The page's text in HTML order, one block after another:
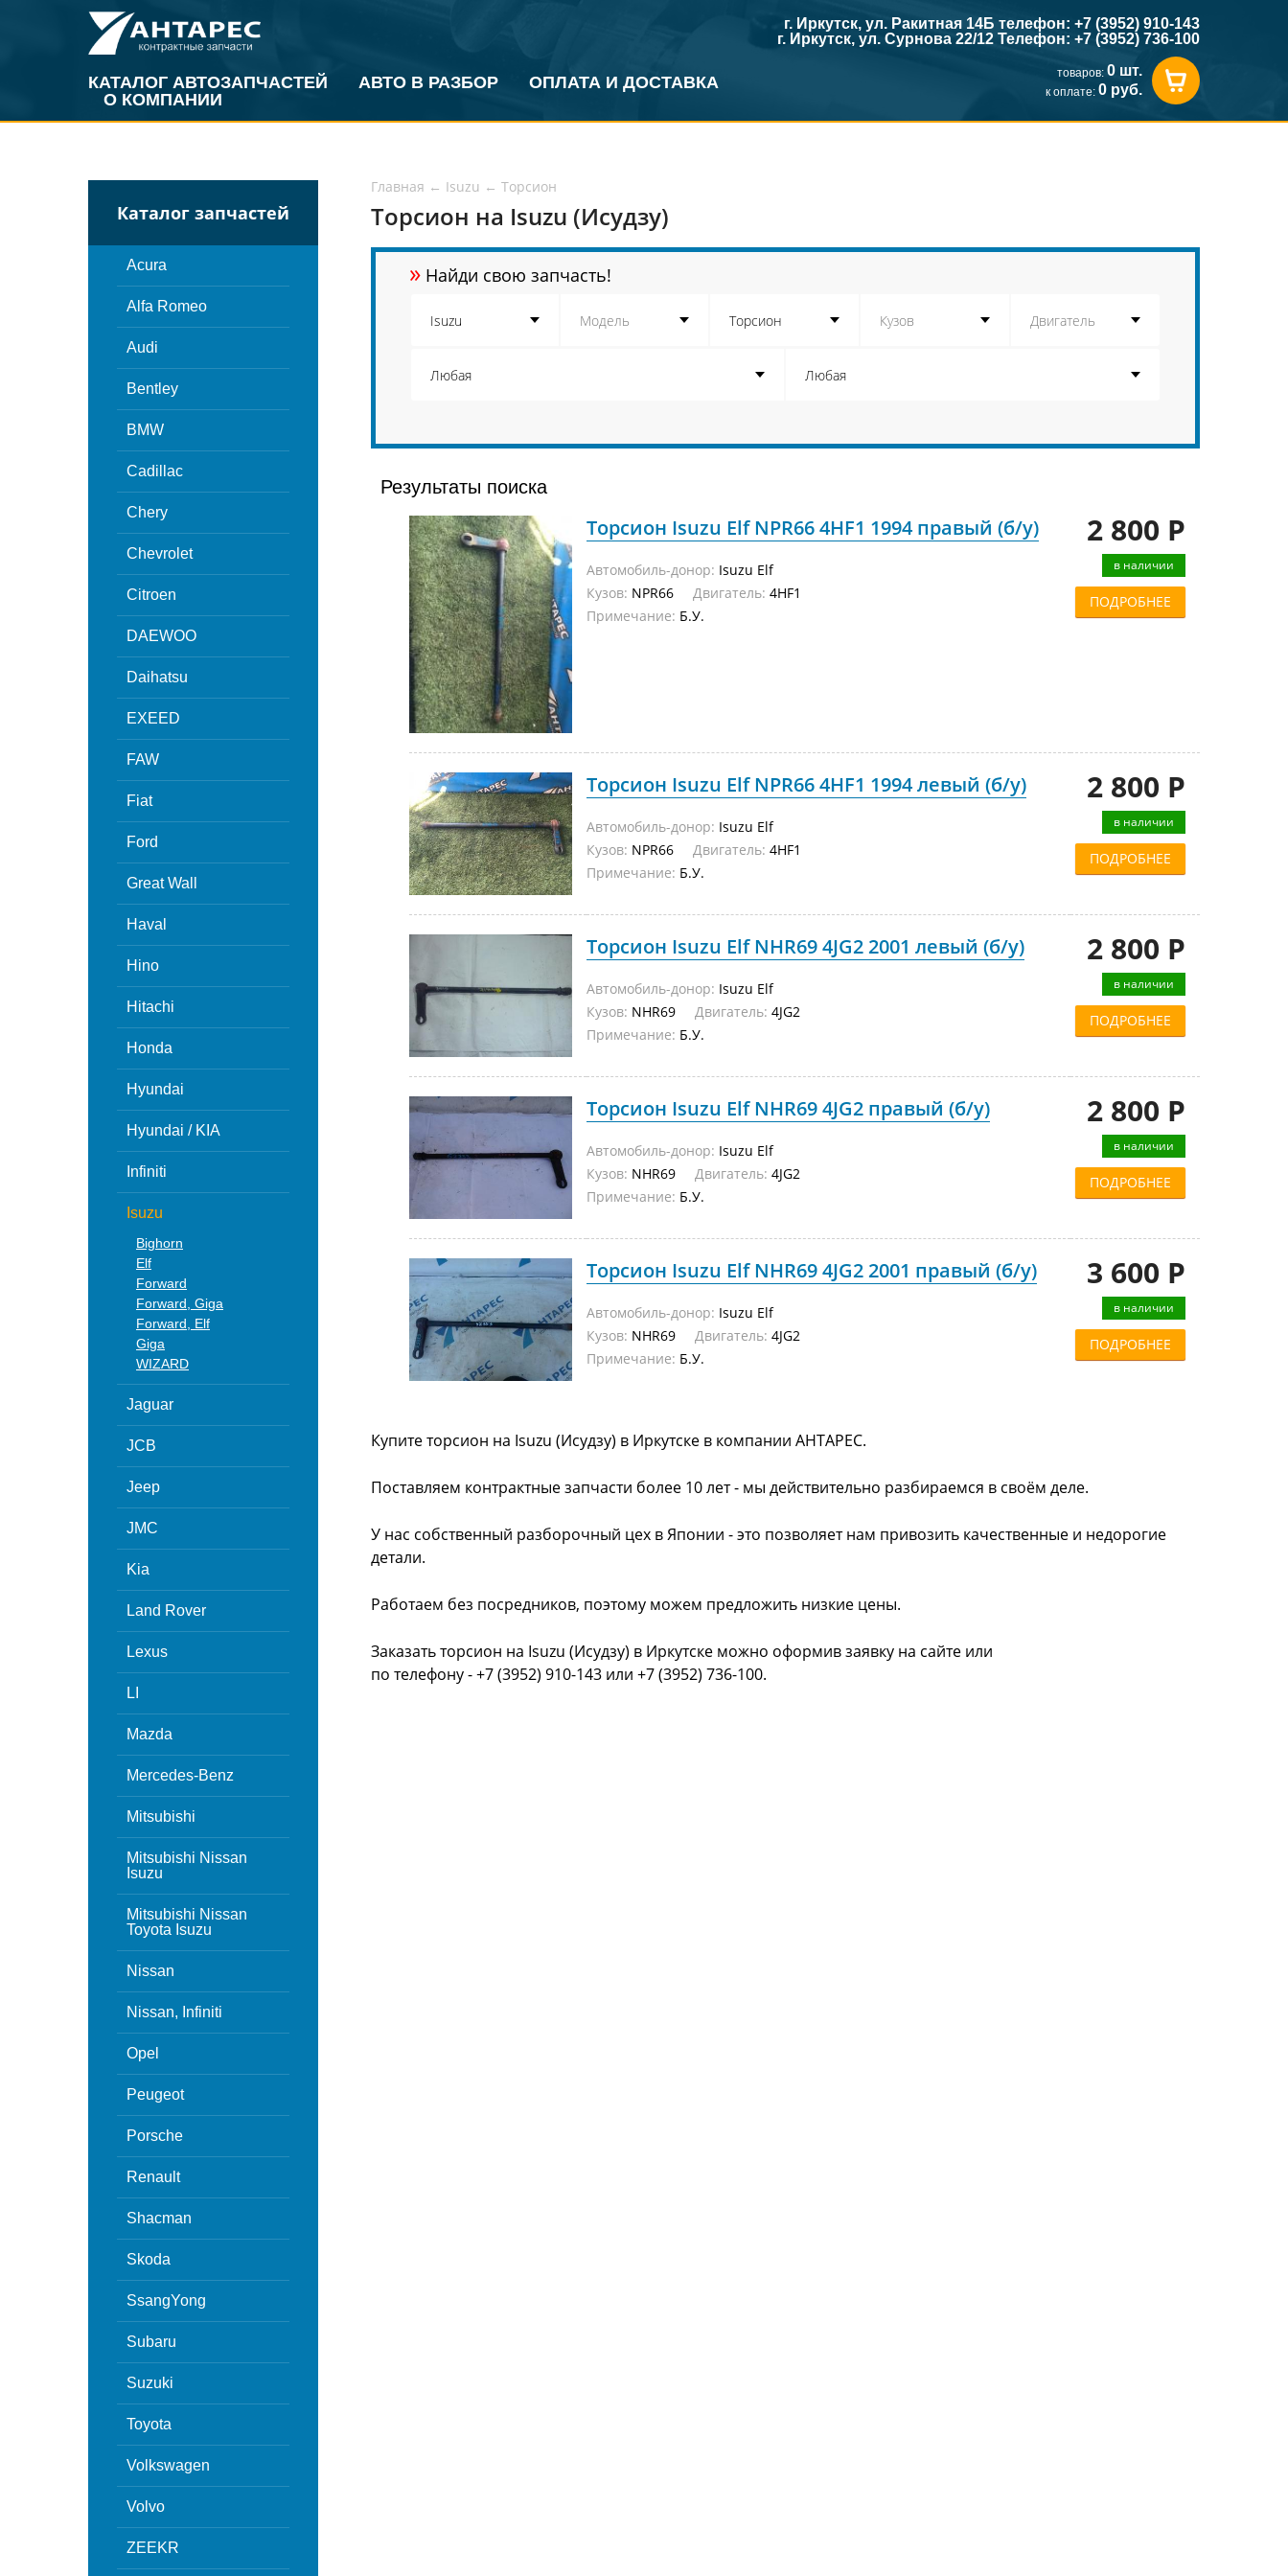
КАТАЛОГ АВТОЗАПЧАСТЕЙ АВТО В РАЗБОР
ОПЛАТА И ДОСТАВКА
О КОМПАНИИ
г. Иркутск, ул. Ракитная 14Б телефон: +7 (3952) 910-143
г. Иркутск, ул. Сурнова 22/12 Телефон: +7 (3952) 736-100
товаров: 0 шт.
к оплате: 0 руб.
Каталог запчастей
Acura
Alfa Romeo
Audi
Bentley
BMW
Cadillac
Chery
Chevrolet
Citroen
DAEWOO
Daihatsu
EXEED
FAW
Fiat
Ford
Great Wall
Haval
Hino
Hitachi
Honda
Hyundai
Hyundai / KIA
Infiniti
Isuzu
Bighorn
Elf
Forward
Forward, Giga
Forward, Elf
Giga
WIZARD
Jaguar
JCB
Jeep
JMC
Kia
Land Rover
Lexus
LI
Mazda
Mercedes-Benz
Mitsubishi
Mitsubishi Nissan
Isuzu
Mitsubishi Nissan
Toyota Isuzu
Nissan
Nissan, Infiniti
Opel
Peugeot
Porsche
Renault
Shacman
Skoda
SsangYong
Subaru
Suzuki
Toyota
Volkswagen
Volvo
ZEEKR
Главная ← Isuzu ← Торсион
Торсион на Isuzu (Исудзу)
» Найди свою запчасть!
Результаты поиска
Торсион Isuzu Elf NPR66 4HF1 1994 правый (б/у)
Автомобиль-донор: Isuzu Elf
Кузов: NPR66 Двигатель: 4HF1
Примечание: Б.У.
2 800 Р
в наличии
ПОДРОБНЕЕ
Торсион Isuzu Elf NPR66 4HF1 1994 левый (б/у)
Автомобиль-донор: Isuzu Elf
Кузов: NPR66 Двигатель: 4HF1
Примечание: Б.У.
2 800 Р
в наличии
ПОДРОБНЕЕ
Торсион Isuzu Elf NHR69 4JG2 2001 левый (б/у)
Автомобиль-донор: Isuzu Elf
Кузов: NHR69 Двигатель: 4JG2
Примечание: Б.У.
2 800 Р
в наличии
ПОДРОБНЕЕ
Торсион Isuzu Elf NHR69 4JG2 правый (б/у)
Автомобиль-донор: Isuzu Elf
Кузов: NHR69 Двигатель: 4JG2
Примечание: Б.У.
2 800 Р
в наличии
ПОДРОБНЕЕ
Торсион Isuzu Elf NHR69 4JG2 2001 правый (б/у)
Автомобиль-донор: Isuzu Elf
Кузов: NHR69 Двигатель: 4JG2
Примечание: Б.У.
3 600 Р
в наличии
ПОДРОБНЕЕ
Купите торсион на Isuzu (Исудзу) в Иркутске в компании АНТАРЕС.
Поставляем контрактные запчасти более 10 лет - мы действительно разбираемся в своём деле.
У нас собственный разборочный цех в Японии - это позволяет нам привозить качественные и недорогие
детали.
Работаем без посредников, поэтому можем предложить низкие цены.
Заказать торсион на Isuzu (Исудзу) в Иркутске можно оформив заявку на сайте или
по телефону - +7 (3952) 910-143 или +7 (3952) 736-100.